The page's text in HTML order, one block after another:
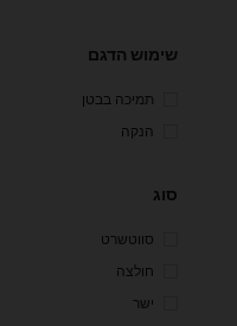
שימוש הדגם
תמיכה בבטן
הנקה
סוג
סווטשרט
חולצה
ישר